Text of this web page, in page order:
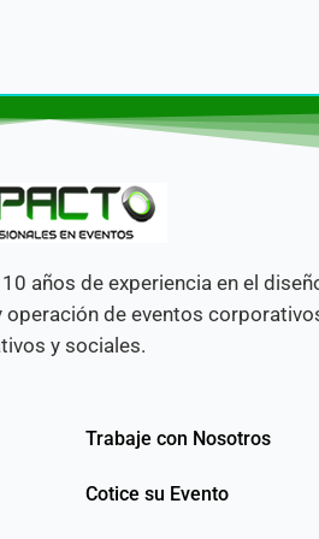
años de experiencia en el
de eventos
y sociales.
Trabaje con Nosotros
Cotice su Evento